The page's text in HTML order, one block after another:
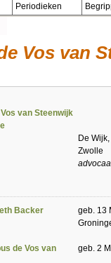
Periodieken
Vos van
van Steenwijk
De
Zwolle
Backer
geb. 13
de Vos van
geb. 2